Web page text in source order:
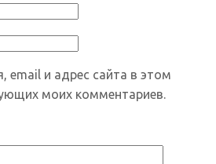
email и адрес сайта в этом
моих комментариев.